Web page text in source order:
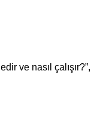
ve nasıl çalışır?”,